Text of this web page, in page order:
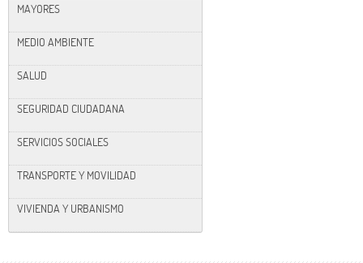
MAYORES
MEDIO AMBIENTE
SALUD
SEGURIDAD CIUDADANA
SERVICIOS SOCIALES
TRANSPORTE Y MOVILIDAD
VIVIENDA Y URBANISMO